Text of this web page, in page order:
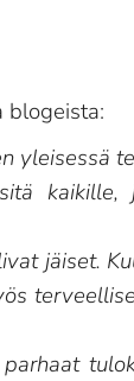
blogeista:
yleisessä
kaikille,
jäiset.